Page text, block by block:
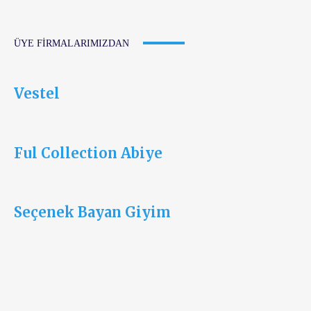
ÜYE FIRMALARIMIZDAN
Vestel
Ful Collection Abiye
Seçenek Bayan Giyim